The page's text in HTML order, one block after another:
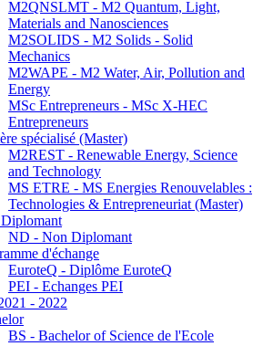
M2QNSLMT - M2 Quantum, Light,
Materials and Nanosciences
M2SOLIDS - M2 Solids - Solid
Mechanics
M2WAPE - M2 Water, Air, Pollution and
Energy
MSc Entrepreneurs - MSc X-HEC
Entrepreneurs
spécialisé (Master)
M2REST - Renewable Energy, Science
and Technology
MS ETRE - MS Energies Renouvelables :
Technologies & Entrepreneuriat (Master)
ND - Non Diplomant
d'échange
EuroteQ - Diplôme EuroteQ
PEI - Echanges PEI
- 2022
BS - Bachelor of Science de l'Ecole